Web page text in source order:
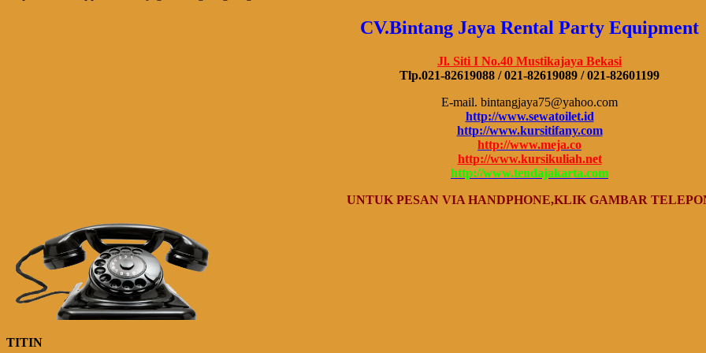
CV.Bintang Jaya Rental Party Equipment
Jl. Siti I No.40 Mustikajaya Bekasi
Tlp.021-82619088 / 021-82619089 / 021-82601199
E-mail. bintangjaya75@yahoo.com
http://www.sewatoilet.id
http://www.kursitifany.com
http://www.meja.co
http://www.kursikuliah.net
http://www.tendajakarta.com
UNTUK PESAN VIA HANDPHONE,KLIK GAMBAR
TITIN